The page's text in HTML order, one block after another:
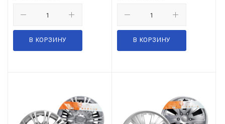
В КОРЗИНУ В КОРЗИНУ